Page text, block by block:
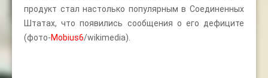
продукт стал настолько популярным в Соединенных
Штатах, что появились сообщения о его дефиците
(фото-Mobius6/wikimedia).